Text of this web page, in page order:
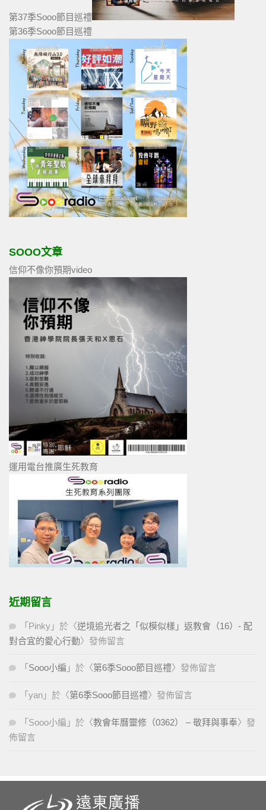
第37季Sooo節目巡禮
第36季Sooo節目巡禮
SOOO文章
信仰不像你預期video
運用電台推廣生死教育
近期留言
「 Pinky 」於〈逆境追光者之「似模似樣」返教會（16）- 配
對合宜的愛心行動〉發佈留言
「 Sooo小編 」於〈第6季Sooo節目巡禮〉發佈留言
「 yan 」於〈第6季Sooo節目巡禮〉發佈留言
「 Sooo小編 」於〈教會年曆靈修（0362） – 敬拜與事奉〉發
佈留言